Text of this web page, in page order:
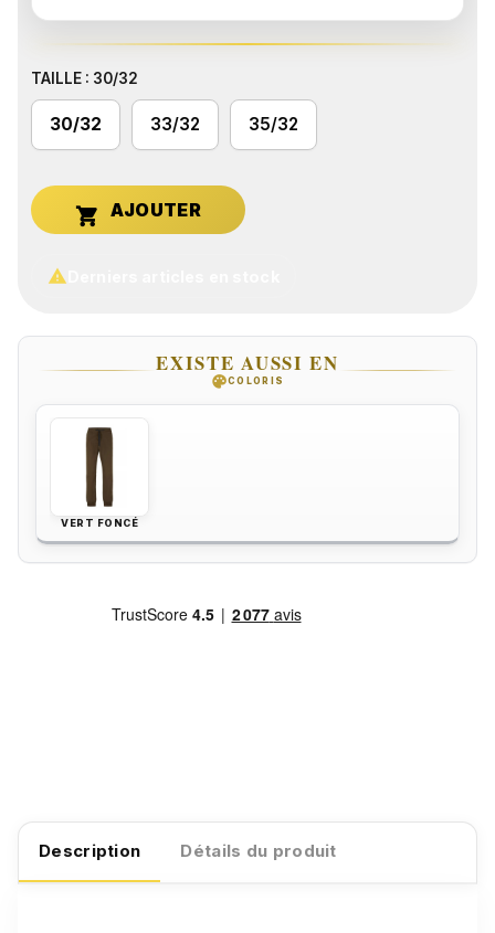
TAILLE : 30/32
30/32 33/32 35/32


EXISTE AUSSI EN
paletteCOLORIS
VERT FONCÉ
Description Détails du produit